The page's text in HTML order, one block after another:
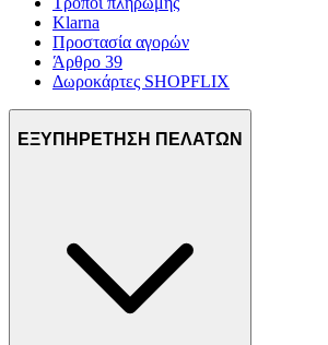
Klarna
Προστασία αγορών
Άρθρο 39
Δωροκάρτες SHOPFLIX
ΕΞΥΠΗΡΕΤΗΣΗ ΠΕΛΑΤΩΝ